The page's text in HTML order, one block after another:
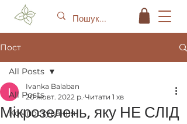
Пост
All Posts
Компостування
All Posts
Мікрозелень, яку НЕ СЛІД
Ivanka Balaban
20 жовт. 2022 р. Читати 1 хв